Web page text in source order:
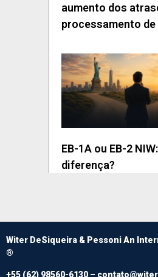
aumento dos
processamento
EB-1A ou EB-2
diferença?
Witer DeSiqueira & Pessoni An
®
+55 (62) 98560-6130 –